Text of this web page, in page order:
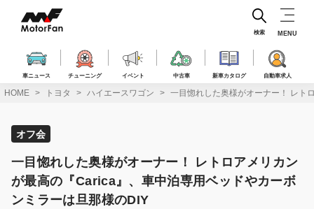
ス
車ニュース チューニング イベント 中古車 新車カタログ 自動車求人
検索 MENU
HOME トヨタ ハイエースワゴン 一目惚れした奥様がオーナー！ レト
オフ会
一目惚れした奥様がオーナー！ レトロアメリカン
が最高の『Carica』、車中泊専用ベッドやカーボ
ンミラーは旦那様のDIY